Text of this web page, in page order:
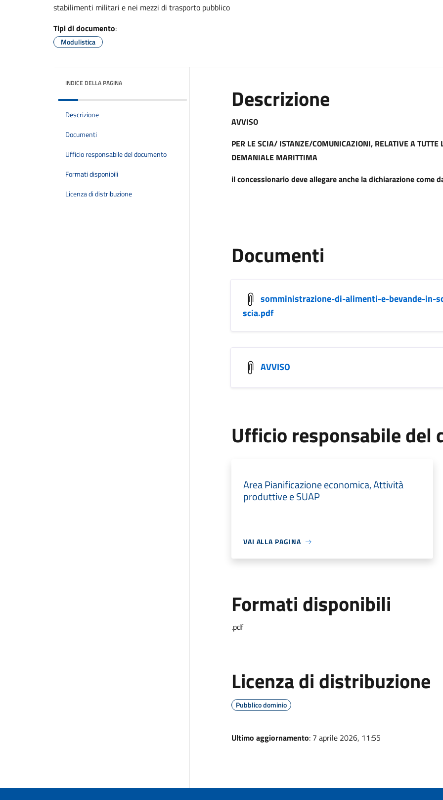
stabilimenti militari e nei mezzi di trasporto pubblico
Tipi di documento:
Modulistica
INDICE DELLA PAGINA
Descrizione
Documenti
Ufficio responsabile del documento
Formati disponibili
Licenza di distribuzione
Descrizione
AVVISO
PER LE SCIA/ ISTANZE/COMUNICAZIONI, RELATIVE A TUTTE
DEMANIALE MARITTIMA
il concessionario deve allegare anche la dichiarazionecome
Documenti
somministrazione-di-alimenti-e-bevande-
scia.pdf
AVVISO
Ufficio responsabile del
Area Pianificazione economica, Attività
produttive e SUAP
VAI ALLA PAGINA
Formati disponibili
.pdf
Licenza di distribuzione
Pubblico dominio
Ultimo aggiornamento: 7 aprile 2026, 11:55